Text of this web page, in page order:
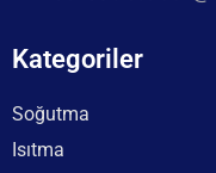
Kategoriler
Soğutma
Isıtma